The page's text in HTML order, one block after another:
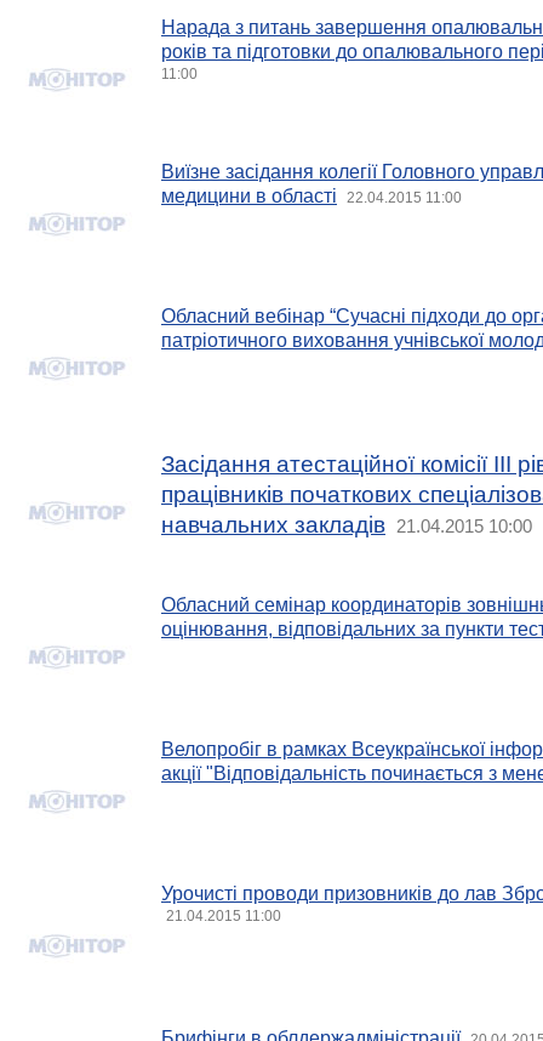
Нарада з питань завершення
років та підготовки до опалювального
11:00
Виїзне засідання колегії Головного
медицини в області
22.04.2015 11:00
Обласний вебінар “Сучасні підходи до
патріотичного виховання учнівської
Засідання атестаційної комісії ІІІ
працівників початкових
навчальних закладів
21.04.2015 10:00
Обласний семінар координаторів
оцінювання, відповідальних за пункти
Велопробіг в рамках Всеукраїнської
акції "Відповідальність починається з
Урочисті проводи призовників до лав
21.04.2015 11:00